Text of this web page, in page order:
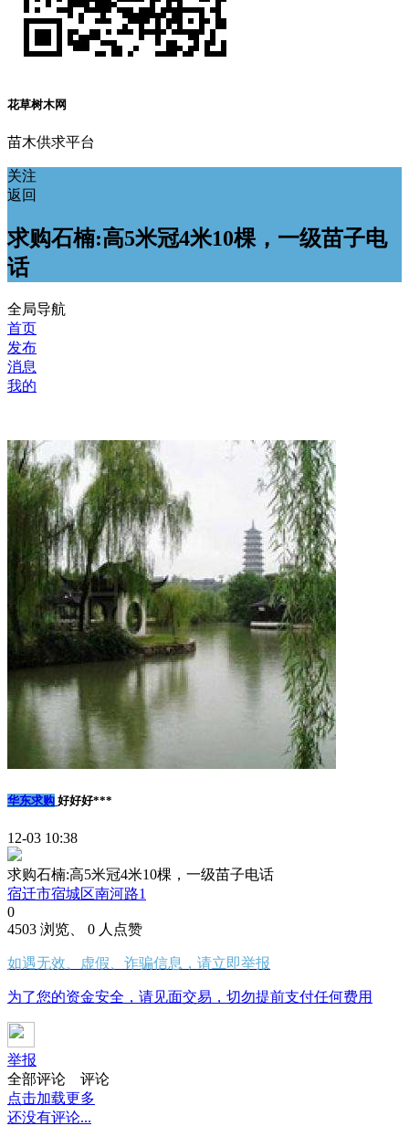
花草树木网
苗木供求平台
关注
返回
求购石楠:高5米冠4米10棵，一级苗子电
话
全局导航
首页
发布
消息
我的
华东求购 好好好***
12-03 10:38
求购石楠:高5米冠4米10棵，一级苗子电话
宿迁市宿城区南河路1
0
4503 浏览、 0 人点赞
如遇无效、虚假、诈骗信息，请立即举报
为了您的资金安全，请见面交易，切勿提前支付任何费用
举报
全部评论
评论
点击加载更多
还没有评论...